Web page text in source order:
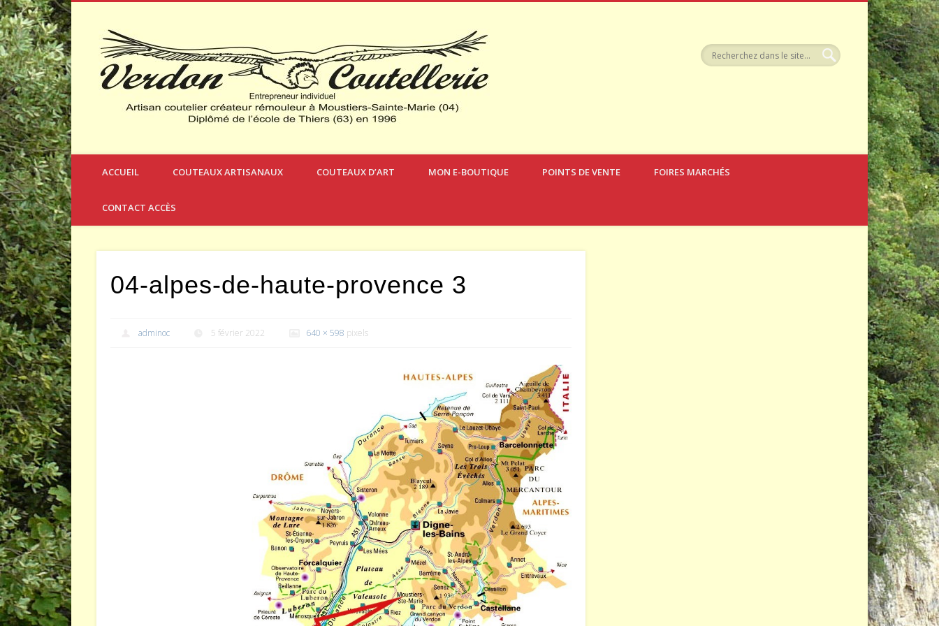
Créateur et Fabricant de Couteaux à Thèmes
ACCUEIL COUTEAUX ARTISANAUX COUTEAUX D’ART MON E-BOUTIQUE POINTS DE VENTE FOIRES MARCHÉS
CONTACT ACCÈS
04-alpes-de-haute-provence 3
adminoc 5 février 2022 640 × 598 pixels